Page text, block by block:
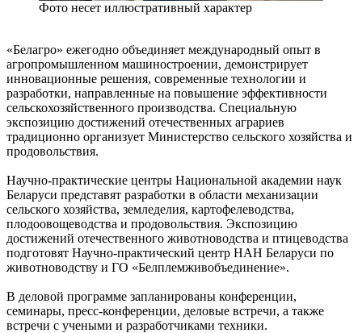
Фото несет иллюстративный характер
«Белагро» ежегодно объединяет международный опыт в
агропромышленном машиностроении, демонстрирует
инновационные решения, современные технологии и
разработки, направленные на повышение эффективности
сельскохозяйственного производства. Специальную
экспозицию достижений отечественных аграриев
традиционно организует Министерство сельского хозяйства и
продовольствия.
Научно-практические центры Национальной академии наук
Беларуси представят разработки в области механизации
сельского хозяйства, земледелия, картофелеводства,
плодоовощеводства и продовольствия. Экспозицию
достижений отечественного животноводства и птицеводства
подготовят Научно-практический центр НАН Беларуси по
животноводству и ГО «Белплемживобъединение».
В деловой программе запланированы конференции,
семинары, пресс-конференции, деловые встречи, а также
встречи с учеными и разработчиками техники.